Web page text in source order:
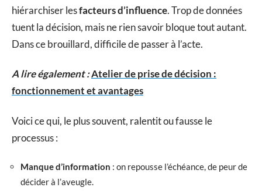
hiérarchiser lesfacteurs d’influence. Trop de données
tuent la décision, mais ne rien savoir bloque tout autant.
Dans ce brouillard, difficile de passer à l’acte.
A lire également :Atelier de prise de décision :
fonctionnement et avantages
Voici ce qui, le plus souvent, ralentit ou fausse le
processus :
Manque d’information : on repousse l’échéance, de peur de
décider à l’aveugle.